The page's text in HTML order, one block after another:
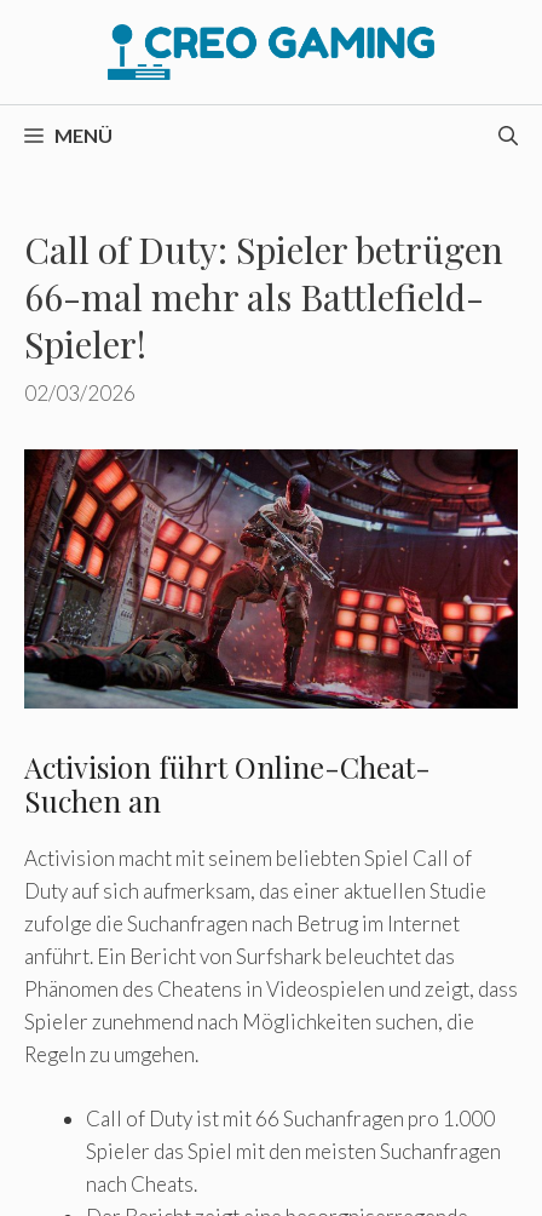
MENÜ
Call of Duty: Spieler betrügen
66-mal mehr als Battlefield-
Spieler!
02/03/2026
Activision führt Online-Cheat-
Suchen an
Activision macht mit seinem beliebten Spiel Call of
Duty auf sich aufmerksam, das einer aktuellen Studie
zufolge die Suchanfragen nach Betrug im Internet
anführt. Ein Bericht von Surfshark beleuchtet das
Phänomen des Cheatens in Videospielen und zeigt, dass
Spieler zunehmend nach Möglichkeiten suchen, die
Regeln zu umgehen.
Call of Duty ist mit 66 Suchanfragen pro 1.000
Spieler das Spiel mit den meisten Suchanfragen
nach Cheats.